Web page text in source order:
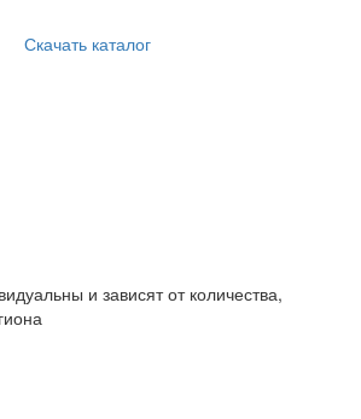
Скачать каталог
и зависят от количества,